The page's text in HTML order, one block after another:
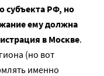
субъекта РФ, но
ему должна
в Москве.
(но вот
именно